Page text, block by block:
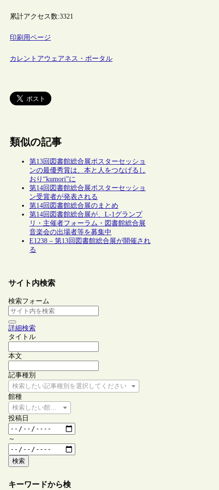
累計アクセス数:3321
印刷用ページ
カレントアウェアネス・ポータル
類似の記事
第13回図書館総合展ポスターセッショ
ンの最優秀賞は、本と人をつなげるし
おり“kumori”に
第14回図書館総合展ポスターセッショ
ン受賞者が発表される
第14回図書館総合展のまとめ
第14回図書館総合展が、L-1グランプ
リ・主催者フォーラム・図書館総合展
音楽会の出場者等を募集中
E1238 – 第13回図書館総合展が開催され
る
サイト内検索
検索フォーム
詳細検索
タイトル
本文
記事種別
検索したい記事種別を選択してください
館種
検索したい館種を選択してください
投稿日
～
検索
キーワードから検